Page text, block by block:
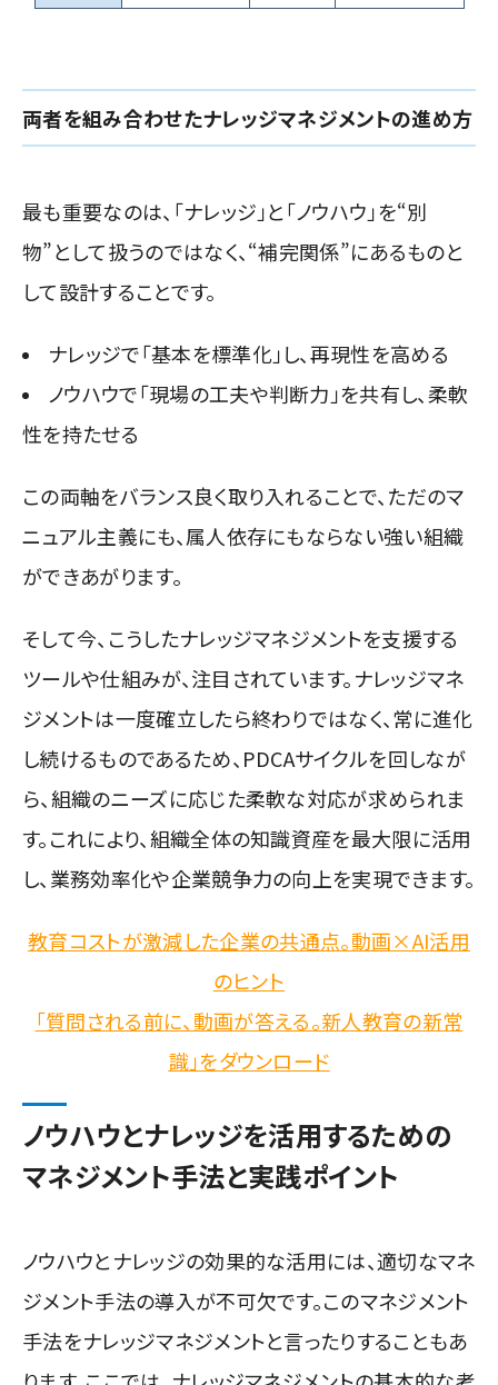
両者を組み合わせたナレッジマネジメントの進め方
最も重要なのは、「ナレッジ」と「ノウハウ」を“別
物”として扱うのではなく、“補完関係”にあるものと
して設計することです。
ナレッジで「基本を標準化」し、再現性を高める
ノウハウで「現場の工夫や判断力」を共有し、柔軟
性を持たせる
この両軸をバランス良く取り入れることで、ただのマ
ニュアル主義にも、属人依存にもならない強い組織
ができあがります。
そして今、こうしたナレッジマネジメントを支援する
ツールや仕組みが、注目されています。ナレッジマネ
ジメントは一度確立したら終わりではなく、常に進化
し続けるものであるため、PDCAサイクルを回しなが
ら、組織のニーズに応じた柔軟な対応が求められま
す。これにより、組織全体の知識資産を最大限に活用
し、業務効率化や企業競争力の向上を実現できます。
教育コストが激減した企業の共通点。動画×AI活用
のヒント
「質問される前に、動画が答える。新人教育の新常
識」をダウンロード
ノウハウとナレッジを活用するための
マネジメント手法と実践ポイント
ノウハウとナレッジの効果的な活用には、適切なマネ
ジメント手法の導入が不可欠です。このマネジメント
手法をナレッジマネジメントと言ったりすることもあ